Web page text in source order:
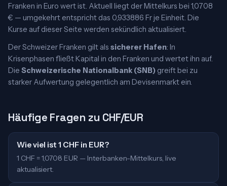
Franken in Euro wert ist. Aktuell liegt der Mittelkurs bei 1,0708
€ — umgekehrt entspricht das 0,933886 Fr je Einheit. Die
Kurse auf dieser Seite werden sekündlich aktualisiert.
Der Schweizer Franken gilt als sicherer Hafen: In
Krisenphasen fließt Kapital in den Franken und wertet ihn auf.
Die Schweizerische Nationalbank (SNB) greift bei zu
starker Aufwertung gelegentlich am Devisenmarkt ein.
Häufige Fragen zu CHF/EUR
Wie viel ist 1 CHF in EUR?
1 CHF = 1,0708 EUR — Interbanken-Mittelkurs, live
aktualisiert.